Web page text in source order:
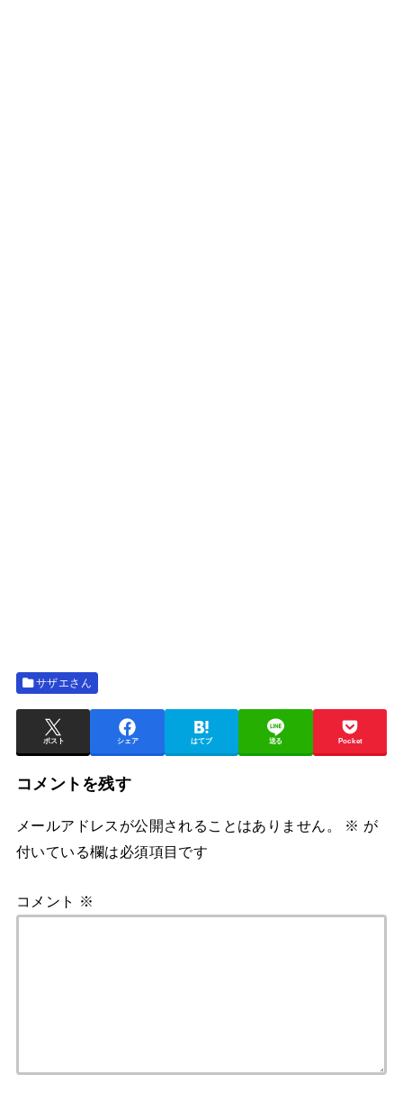
サザエさん
ポスト シェア はてブ 送る Pocket
コメントを残す
メールアドレスが公開されることはありません。 ※ が
付いている欄は必須項目です
コメント ※